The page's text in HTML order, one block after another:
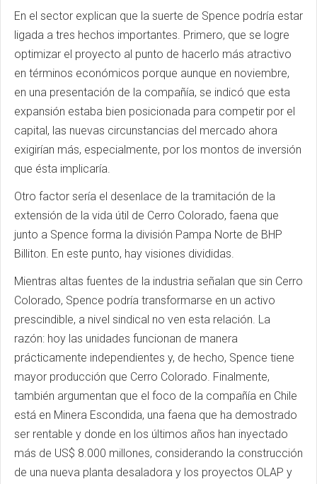
En el sector explican que la suerte de Spence podría estar
ligada a tres hechos importantes. Primero, que se logre
optimizar el proyecto al punto de hacerlo más atractivo
en términos económicos porque aunque en noviembre,
en una presentación de la compañía, se indicó que esta
expansión estaba bien posicionada para competir por el
capital, las nuevas circunstancias del mercado ahora
exigirían más, especialmente, por los montos de inversión
que ésta implicaría.
Otro factor sería el desenlace de la tramitación de la
extensión de la vida útil de Cerro Colorado, faena que
junto a Spence forma la división Pampa Norte de BHP
Billiton. En este punto, hay visiones divididas.
Mientras altas fuentes de la industria señalan que sin Cerro
Colorado, Spence podría transformarse en un activo
prescindible, a nivel sindical no ven esta relación. La
razón: hoy las unidades funcionan de manera
prácticamente independientes y, de hecho, Spence tiene
mayor producción que Cerro Colorado. Finalmente,
también argumentan que el foco de la compañía en Chile
está en Minera Escondida, una faena que ha demostrado
ser rentable y donde en los últimos años han inyectado
más de US$ 8.000 millones, considerando la construcción
de una nueva planta desaladora y los proyectos OLAP y